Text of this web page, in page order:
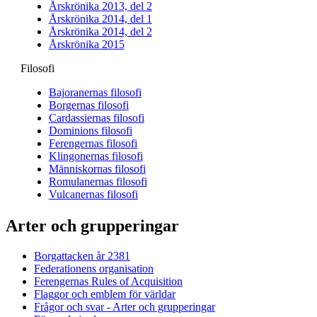
Årskrönika 2013, del 2
Årskrönika 2014, del 1
Årskrönika 2014, del 2
Årskrönika 2015
Filosofi
Bajoranernas filosofi
Borgernas filosofi
Cardassiernas filosofi
Dominions filosofi
Ferengernas filosofi
Klingonernas filosofi
Människornas filosofi
Romulanernas filosofi
Vulcanernas filosofi
Arter och grupperingar
Borgattacken år 2381
Federationens organisation
Ferengernas Rules of Acquisition
Flaggor och emblem för världar
Frågor och svar - Arter och grupperingar